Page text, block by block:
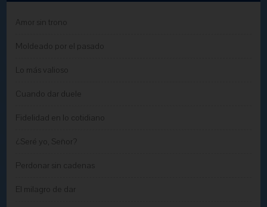
Amor sin trono
Moldeado por el pasado
Lo más valioso
Cuando dar duele
Fidelidad en lo cotidiano
¿Seré yo, Señor?
Perdonar sin cadenas
El milagro de dar